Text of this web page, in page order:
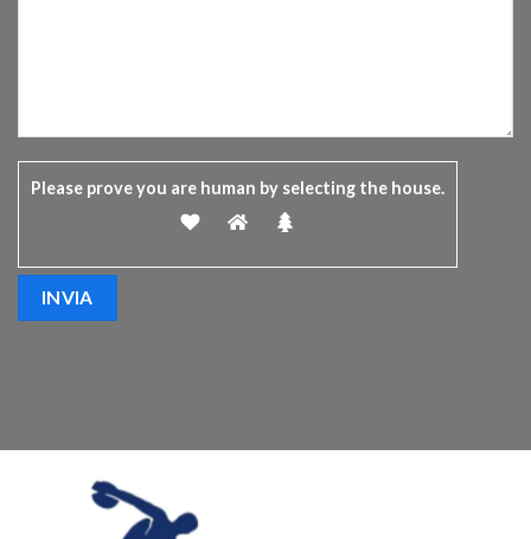
Please prove you are human by selecting the house.